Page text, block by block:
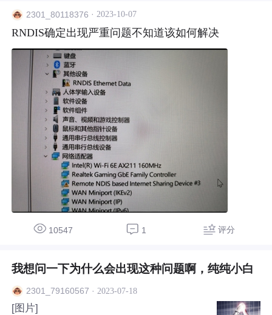
2301_80118376 · 2023-10-07
RNDIS确定出现严重问题不知道该如何解决
10547 1 评分
我想问一下为什么会出现这种问题啊，纯纯小白
2301_79160567 · 2023-07-18
[图片]